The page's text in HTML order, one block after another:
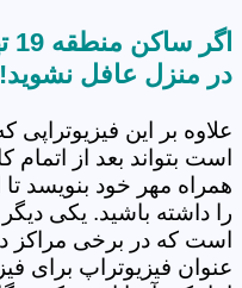
در منزل عافل نشوید!
علاوه بر این فیزیوتراپی
است بتواند بعد از اتمام
همراه مهر خود بنویسد تا
را داشته باشید. یکی
است که در برخی مراکز
عنوان فیزیوتراپ برای